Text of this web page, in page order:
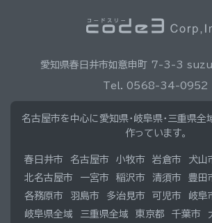
愛知県春日井市如意申町 7-3-3
Tel. 0568-34-0952
名古屋市を中心に愛知県・岐阜県・三重県全
作っています。
春日井市 名古屋市 小牧市 岩倉市 犬山
北名古屋市
一宮市 稲沢市 清須市 豊田
各務原市
羽島市 多治見市 可児市 岐阜
岐阜県全域
三重県全域 東京都 千葉市